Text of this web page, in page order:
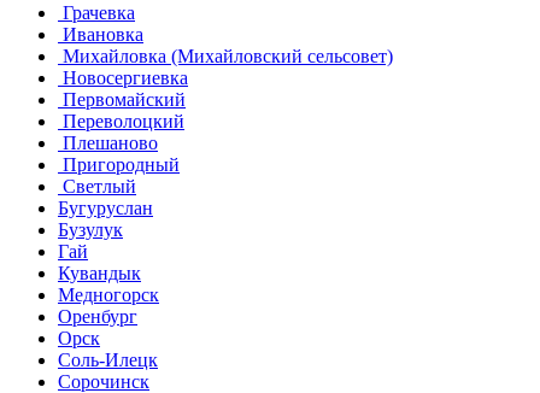
Грачевка
Ивановка
Михайловка (Михайловский сельсовет)
Новосергиевка
Первомайский
Переволоцкий
Плешаново
Пригородный
Светлый
Бугуруслан
Бузулук
Гай
Кувандык
Медногорск
Оренбург
Орск
Соль-Илецк
Сорочинск